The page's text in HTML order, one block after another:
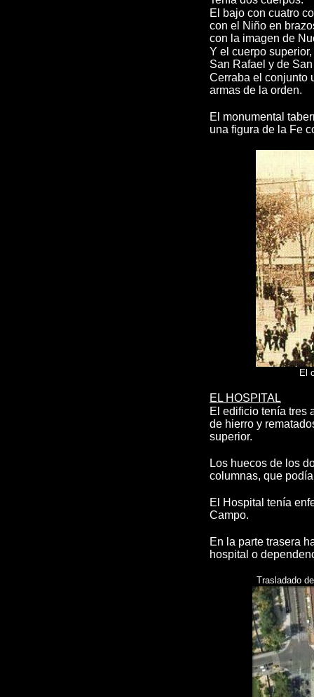
El bajo con cuatro
con el Niño en
con la imagen de
Y el cuerpo
San Rafael y de
Cerraba el conjunto
armas de la orden.
El monumental
una figura de la Fe
El
EL HOSPITAL
El edificio tenía tres
de hierro y
superior.
Los huecos de los
columnas, que
El Hospital tenía
Campo.
En la parte trasera
hospital o dependen
Trasladado